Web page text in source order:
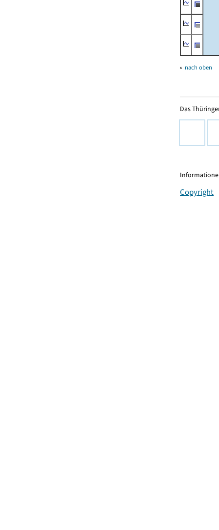
▴ nach oben
Das
Copyright